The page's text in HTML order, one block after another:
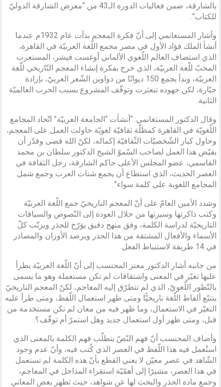
بالشارقة، ضمن فعاليات الدورة الـ43 من “معرض الشارقة الدوليّ
للكتاب”.
وأشار المستغانمي إلى أنّ فكرة المعجم بدأت عام 1932م عندما
أنشأ الملك فؤاد الأول في مصر مجمع اللّغة العربيّة في القاهرة،
الذي استضاف العالم اللّغوي الألماني أوغست فيشر، المستعرب
المحبّ للّغة العربيّة، الذي خرج بفكرة إنشاء المعجم التّاريخي للّغة
العربيّة، وبدأ بجمع 150 ديوانًا من دواوين الشّعر العربيّ، بإرادة
جبّارة، لكن جهوده تبعثرت وتوقّف المشروع بسبب الحرب العالميّة
الثانية.
وقال الدكتور المستغانمي: “أنشأت “الجامعة العربيّة” اتّحاد المجامع
اللّغويّة في القاهرة كمظلّة ثقافيّة لغويّة حاولت العمل على المعجم،
وحاول كبار الشّخصيّات الثّقافيّة إكماله، لكنّ الله قضى وقدّر أن
يقيّض هذا العمل لصاحب السّموّ الشيخ الدكتور سلطان بن محمد
القاسمي، عضو المجلس الأعلى حاكم الشارقة، رجل الثقافة في
العصر الحديث، الذي استطاع أن يجمع شتات العرب وجمع شمل
المجامع اللغوية على كلمة سواء”.
وشدد الأمين العامّ على أنّ المعجم التاريخيّ جمع اللّغة العربيّة
وكتب ذاكرتها وسيرتها من خلال العودة إلى النّصوص والسياقات
التاريخيّة لدراسة الكلمة، وفق منهج دقيق يؤرّخ للجذر ويرتّب كلّ
الأسماء والأفعال المشتقة من هذا الجذر ويرصد الأوزان والمصادر
في 14 طريقة لاستنباط الفعل.
من جانبه أشار الدكتور معتز المحتسب إلى أنّ اللّغة العربيّة يطرأ
عليها تغيّر في المعنى واشتقاقات لم تكن مستعملة وهو ما يسمى
بالتّطور اللّغويّ، الذي لم تتطرّق إليه المعاجم، لكنّ المعجم التاريخيّ
يتتبّع ألفاظ اللّغة تاريخيًّا ومتى ظهر استعمال اللّفظ، ومتى طرأ عليه
التغيّر في الاستعمال، وما ظهر فيه من معان لم تكن مستخدمة من
قبل، ومتى ظهر أول استعمال جديد وهل استمرّ أم توقّف؟.
وأضاف المحتسب أنّ فهم النّصّ يتطلّب فهم الكلمة بالمعنى الذي
استُعمل فيه هذا اللّفظ في العصر الذي كُتب فيه، وأنّ عدم وجود
الشّاهد في عصر معيّن لا يعني القطع بأنّ هذه الكلمة لم تستعمل
في هذا العصر، مشيرًا إلى أهمّيّة استقراء المداخل في المعاجم،
وجمع مادة الجذر والبحث لها عن شواهد، حيث تظهر بعض المعاني